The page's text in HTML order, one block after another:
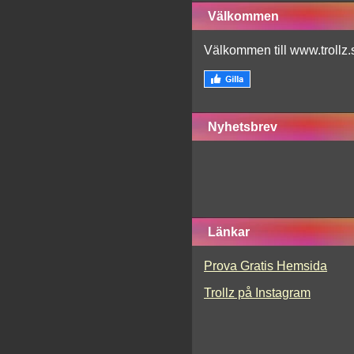
Välkommen
Välkommen till
Nyhetsbrev
Länkar
Prova Gratis Hemsida
Trollz på Instagram